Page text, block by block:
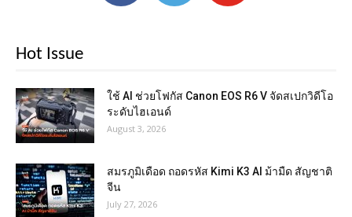
Hot Issue
ใช้ AI ช่วยโฟกัส Canon EOS R6 V จัดสเปกวิดีโอ
ระดับไฮเอนด์
August 3, 2026
สมรภูมิเดือด ถอดรหัส Kimi K3 AI ม้ามืด สัญชาติ
จีน
July 27, 2026